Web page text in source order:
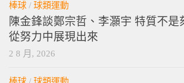
棒球 / 球類運動
陳金鋒談鄭宗哲、李灝宇 特質不是
從努力中展現出來
2 8 月, 2026